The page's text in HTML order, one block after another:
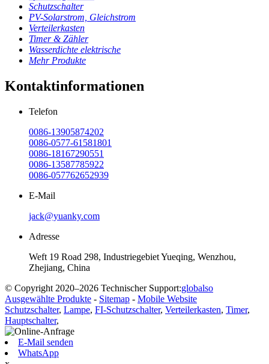
Schutzschalter
PV-Solarstrom, Gleichstrom
Verteilerkasten
Timer & Zähler
Wasserdichte elektrische
Mehr Produkte
Kontaktinformationen
Telefon
0086-13905874202
0086-0577-61581801
0086-18167290551
0086-13587785922
0086-057762652939
E-Mail
jack@yuanky.com
Adresse
Weft 19 Road 298, Industriegebiet Yueqing, Wenzhou,
Zhejiang, China
© Copyright 2020–2026 Technischer Support:globalso
Ausgewählte Produkte - Sitemap - Mobile Website
Schutzschalter, Lampe, FI-Schutzschalter, Verteilerkasten, Timer,
Hauptschalter,
E-Mail senden
WhatsApp